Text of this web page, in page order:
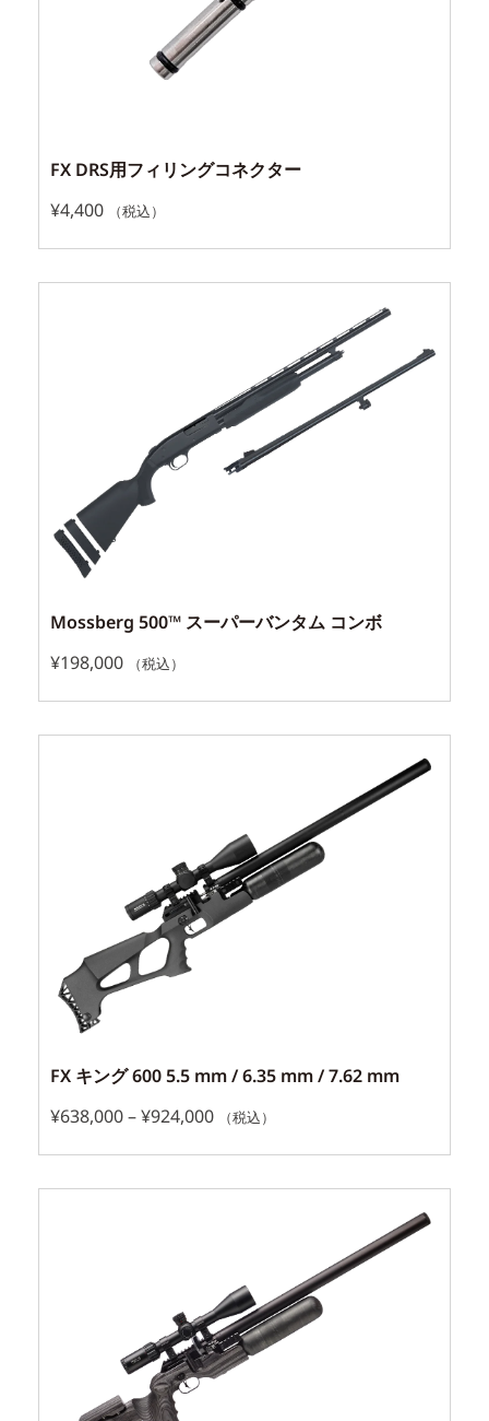
FX DRS用フィリングコネクター
¥4,400 （税込）
Mossberg 500™ スーパーバンタム コンボ
¥198,000 （税込）
FX キング 600 5.5 mm / 6.35 mm / 7.62 mm
¥638,000–¥924,000 （税込）